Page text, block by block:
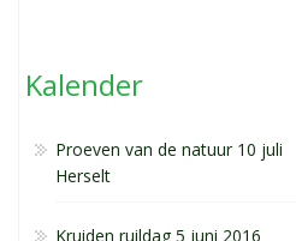
Kalender
Proeven van de natuur 10 juli
Herselt
Kruiden ruildag 5 juni 2016